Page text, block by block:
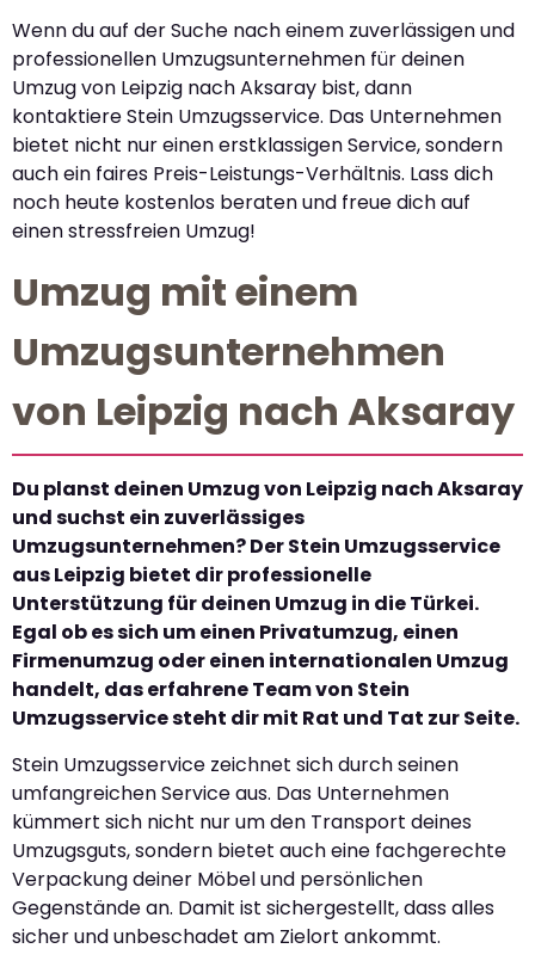
Wenn du auf der Suche nach einem zuverlässigen und
professionellen Umzugsunternehmen für deinen
Umzug von Leipzig nach Aksaray bist, dann
kontaktiere Stein Umzugsservice. Das Unternehmen
bietet nicht nur einen erstklassigen Service, sondern
auch ein faires Preis-Leistungs-Verhältnis. Lass dich
noch heute kostenlos beraten und freue dich auf
einen stressfreien Umzug!
Umzug mit einem
Umzugsunternehmen
von Leipzig nach Aksaray
Du planst deinen Umzug von Leipzig nach Aksaray
und suchst ein zuverlässiges
Umzugsunternehmen? Der Stein Umzugsservice
aus Leipzig bietet dir professionelle
Unterstützung für deinen Umzug in die Türkei.
Egal ob es sich um einen Privatumzug, einen
Firmenumzug oder einen internationalen Umzug
handelt, das erfahrene Team von Stein
Umzugsservice steht dir mit Rat und Tat zur Seite.
Stein Umzugsservice zeichnet sich durch seinen
umfangreichen Service aus. Das Unternehmen
kümmert sich nicht nur um den Transport deines
Umzugsguts, sondern bietet auch eine fachgerechte
Verpackung deiner Möbel und persönlichen
Gegenstände an. Damit ist sichergestellt, dass alles
sicher und unbeschadet am Zielort ankommt.